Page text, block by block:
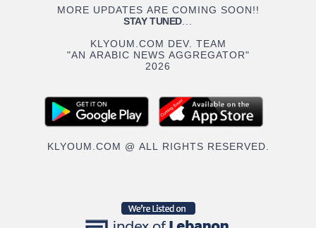
MORE UPDATES ARE COMING SOON!!
STAY TUNED...
KLYOUM.COM DEV. TEAM
"AN ARABIC NEWS AGGREGATOR"
2026
KLYOUM.COM @ ALL RIGHTS RESERVED.